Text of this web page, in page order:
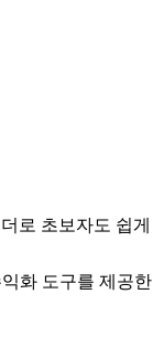
로 초보자도 쉽게
화 도구를 제공한